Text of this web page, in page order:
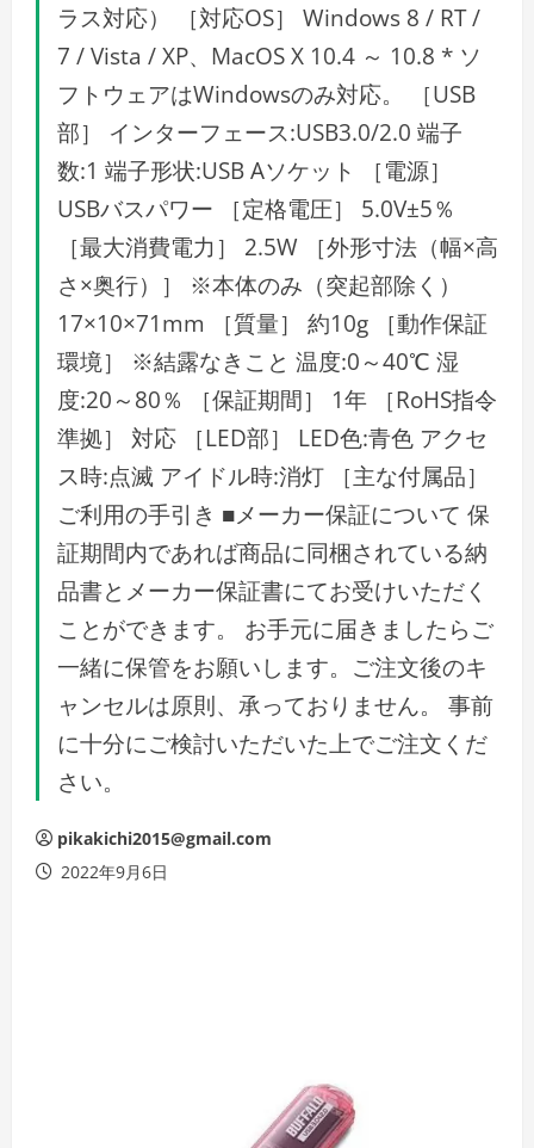
ラス対応） ［対応OS］ Windows 8 / RT /
7 / Vista / XP、MacOS X 10.4 ～ 10.8 * ソ
フトウェアはWindowsのみ対応。 ［USB
部］ インターフェース:USB3.0/2.0 端子
数:1 端子形状:USB Aソケット ［電源］
USBバスパワー ［定格電圧］ 5.0V±5％
［最大消費電力］ 2.5W ［外形寸法（幅×高
さ×奥行）］ ※本体のみ（突起部除く）
17×10×71mm ［質量］ 約10g ［動作保証
環境］ ※結露なきこと 温度:0～40℃ 湿
度:20～80％ ［保証期間］ 1年 ［RoHS指令
準拠］ 対応 ［LED部］ LED色:青色 アクセ
ス時:点滅 アイドル時:消灯 ［主な付属品］
ご利用の手引き ■メーカー保証について 保
証期間内であれば商品に同梱されている納
品書とメーカー保証書にてお受けいただく
ことができます。 お手元に届きましたらご
一緒に保管をお願いします。ご注文後のキ
ャンセルは原則、承っておりません。 事前
に十分にご検討いただいた上でご注文くだ
さい。
pikakichi2015@gmail.com
2022年9月6日